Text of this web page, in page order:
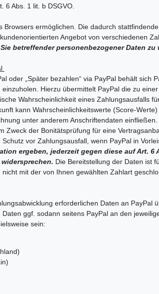
6 Abs. 1 lit. b DSGVO.
ermöglichen. Die dadurch
Angebot von verschiedenen
betreffender personenbezogener Daten zu
oder „Später bezahlen“ via PayPal behält sich
Hierzu übermittelt PayPal die zu
Wahrscheinlichkeit eines Zahlungsausfalls
kann Wahrscheinlichkeitswerte (Score-
unter anderem Anschriftendaten
der Bonitätsprüfung für eine
vor Zahlungsausfall, wenn PayPal in
ergeben, jederzeit gegen diese auf Art. 6
Die Bereitstellung der Daten ist
mit der von Ihnen gewählten Zahlart
erforderlichen Daten an PayPal
ggf. sodann seitens PayPal an den
sein: